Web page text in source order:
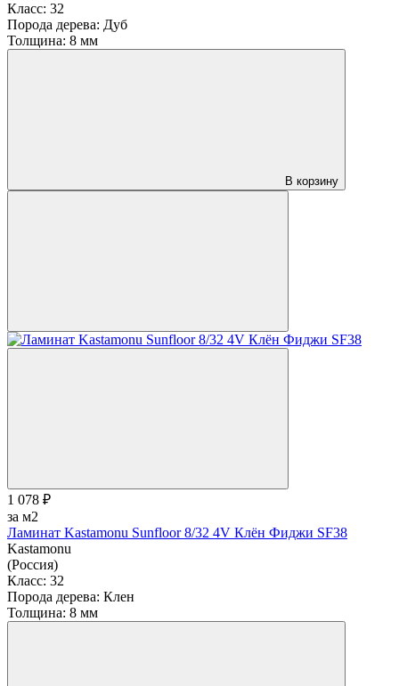
Класс: 32
Порода дерева: Дуб
Толщина: 8 мм
В корзину
1 078 ₽
за м2
Ламинат Kastamonu Sunfloor 8/32 4V Клён Фиджи SF38
Kastamonu
(Россия)
Класс: 32
Порода дерева: Клен
Толщина: 8 мм